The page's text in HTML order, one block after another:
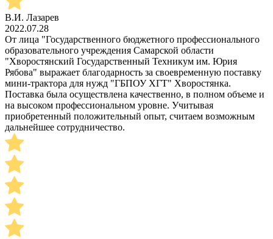
В.И. Лазарев
2022.07.28
От лица "Государственного бюджетного профессионального
образовательного учреждения Самарской области
"Хворостянский Государственный Техникум им. Юрия
Рябова" выражает благодарность за своевременную поставку
мини-трактора для нужд "ГБПОУ ХГТ" Хворостянка.
Поставка была осуществлена качественно, в полном объеме и
на высоком профессиональном уровне. Учитывая
приобретенный положительный опыт, считаем возможным
дальнейшее сотрудничество.